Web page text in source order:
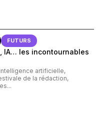
FUTURS
IA… les incontournables
artificielle,
de la rédaction,